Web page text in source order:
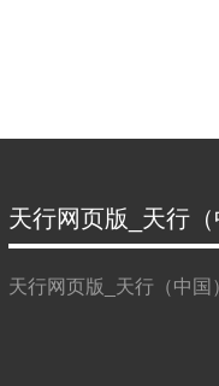
天行网页版_天行（
天行网页版_天行（中国